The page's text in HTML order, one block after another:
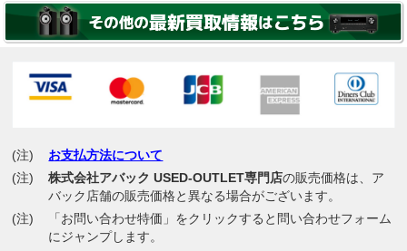
(注)
お支払方法について
(注)
株式会社アバック USED-OUTLET専門店の販売価格は、ア
バック店舗の販売価格と異なる場合がございます。
(注)
「お問い合わせ特価」をクリックすると問い合わせフォーム
にジャンプします。